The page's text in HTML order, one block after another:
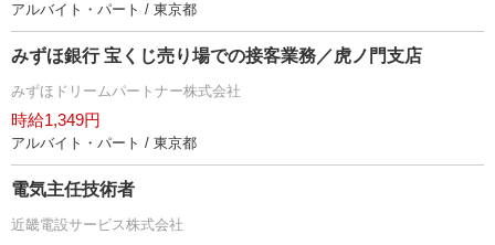
アルバイト・パート / 東京都
みずほ銀行 宝くじ売り場での接客業務／虎ノ門支店
みずほドリームパートナー株式会社
時給1,349円
アルバイト・パート / 東京都
電気主任技術者
近畿電設サービス株式会社